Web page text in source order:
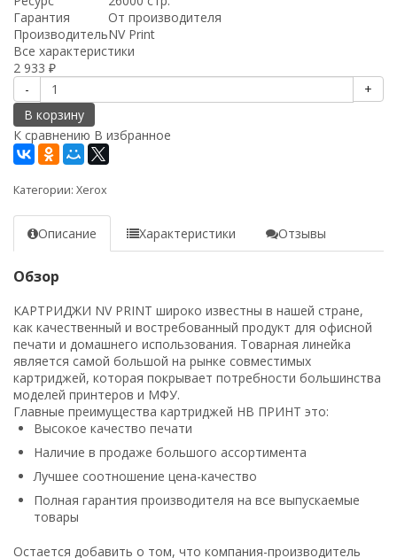
Гарантия
От производителя
ПроизводительNV Print
Все характеристики
2 933 ₽
-
+
В корзину
К сравнению В избранное
Категории: Xerox
Описание Характеристики Отзывы
Обзор
КАРТРИДЖИ NV PRINT широко известны в нашей стране,
как качественный и востребованный продукт для офисной
печати и домашнего использования. Товарная линейка
является самой большой на рынке совместимых
картриджей, которая покрывает потребности большинства
моделей принтеров и МФУ.
Главные преимущества картриджей НВ ПРИНТ это:
Высокое качество печати
Наличие в продаже большого ассортимента
Лучшее соотношение цена-качество
Полная гарантия производителя на все выпускаемые
товары
Остается добавить о том, что компания-производитель